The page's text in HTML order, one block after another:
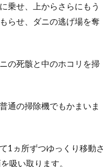
乗せ、上からさらにもう
らせ、ダニの逃げ場を奪
の死骸と中のホコリを掃
通の掃除機でもかまいま
1ヵ所ずつゆっくり移動さ
吸い取ります。